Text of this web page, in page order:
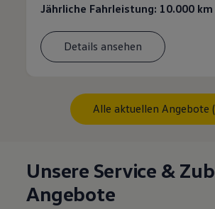
Jährliche Fahrleistung: 10.000 km
Details ansehen
Alle aktuellen Angebote
Unsere Service &
Angebote